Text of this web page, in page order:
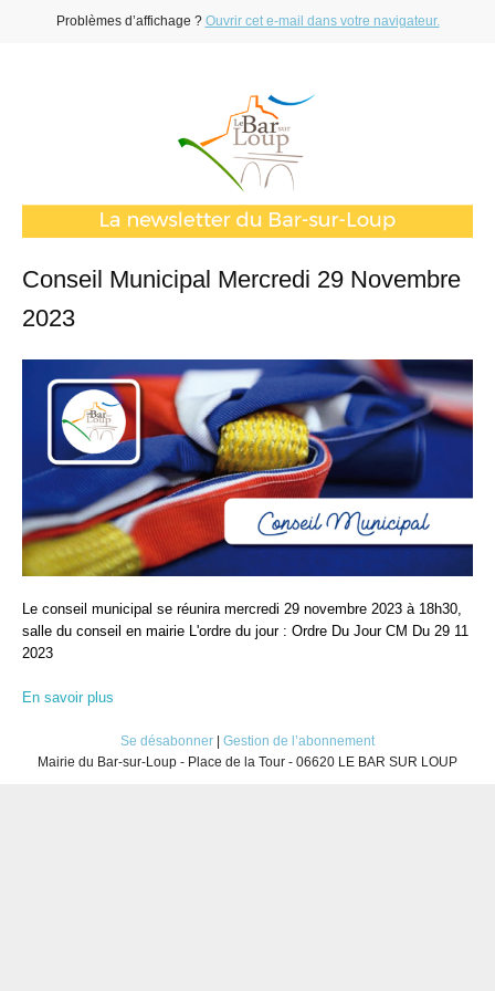
Problèmes d’affichage ? Ouvrir cet e-mail dans votre navigateur.
Conseil Municipal Mercredi 29 Novembre
2023
Le conseil municipal se réunira mercredi 29 novembre 2023 à 18h30,
salle du conseil en mairie L'ordre du jour : Ordre Du Jour CM Du 29 11
2023
En savoir plus
Se désabonner
Gestion de l’abonnement
Mairie du Bar-sur-Loup - Place de la Tour - 06620 LE BAR SUR LOUP